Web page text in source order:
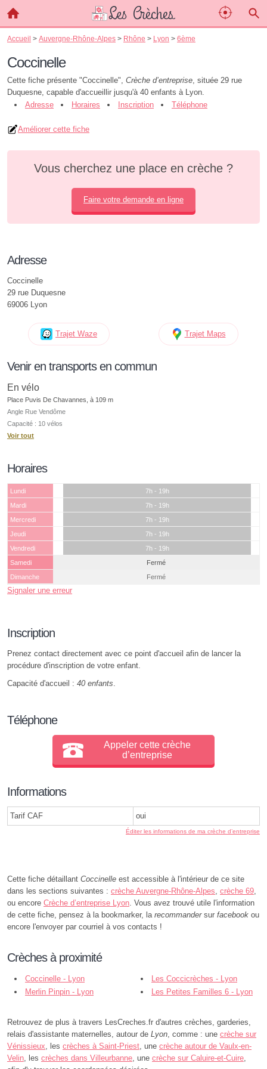
Accueil > Auvergne-Rhône-Alpes > Rhône > Lyon > 6ème
Coccinelle
Cette fiche présente "Coccinelle", Crèche d’entreprise, située 29 rue
Duquesne, capable d'accueillir jusqu'à 40 enfants à Lyon.
Adresse
Horaires Inscription Téléphone
Améliorer cette fiche
Vous cherchez une place en crèche ?
Faire votre demande en ligne
Adresse
Coccinelle
29 rue Duquesne
69006 Lyon
Trajet Waze Trajet Maps
Venir en transports en commun
En vélo
Place Puvis De Chavannes, à 109 m
Angle Rue Vendôme
Capacité : 10 vélos
Voir tout
Horaires
Lundi
7h - 19h
Mardi
7h - 19h
Mercredi
7h - 19h
Jeudi
7h - 19h
Vendredi
7h - 19h
Samedi
Fermé
Dimanche
Fermé
Signaler une erreur
Inscription
Prenez contact directement avec ce point d'accueil afin de lancer la
procédure d'inscription de votre enfant.
Capacité d'accueil : 40 enfants.
Téléphone
Appeler cette crèche
d’entreprise
Informations
Tarif CAF oui
Éditer les informations de ma crèche d’entreprise
Cette fiche détaillant Coccinelle est accessible à l'intérieur de ce site
dans les sections suivantes : crèche Auvergne-Rhône-Alpes, crèche 69,
ou encore Crèche d’entreprise Lyon. Vous avez trouvé utile l'information
de cette fiche, pensez à la bookmarker, la recommandersur facebook ou
encore l'envoyer par courriel à vos contacts !
Crèches à proximité
Coccinelle - Lyon
Les Coccicrèches - Lyon
Merlin Pinpin - Lyon
Les Petites Familles 6 - Lyon
Retrouvez de plus à travers LesCreches.fr d'autres crèches, garderies,
relais d'assistante maternelles, autour de Lyon, comme : une crèche sur
Vénissieux, les crèches à Saint-Priest, une crèche autour de Vaulx-en-
Velin, les crèches dans Villeurbanne, une crèche sur Caluire-et-Cuire,